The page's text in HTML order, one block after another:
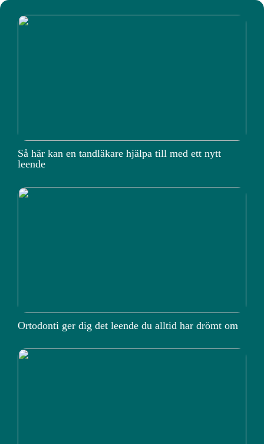
Så här kan en tandläkare hjälpa till med ett nytt
leende
Ortodonti ger dig det leende du alltid har drömt om